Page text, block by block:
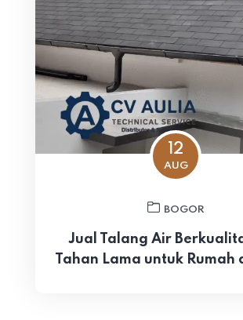
12
AUG
BOGOR
Jual Talang Air
Tahan Lama untuk Rumah